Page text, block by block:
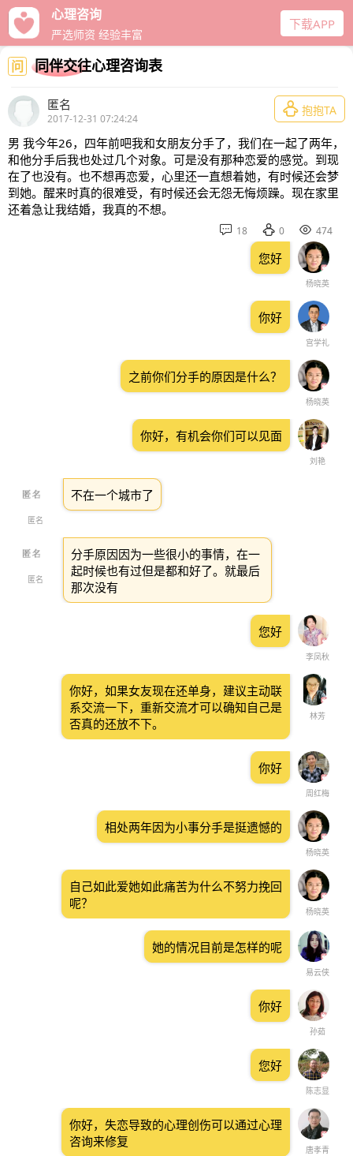
心理咨询
严选师资 经验丰富
下载APP
问 同伴交往心理咨询表
匿名
2017-12-31 07:24:24
 抱抱TA
男 我今年26，四年前吧我和女朋友分手了，我们在一起了两年，
和他分手后我也处过几个对象。可是没有那种恋爱的感觉。到现
在了也没有。也不想再恋爱，心里还一直想着她，有时候还会梦
到她。醒来时真的很难受，有时候还会无怨无悔烦躁。现在家里
还着急让我结婚，我真的不想。
 18  0  474
杨晓英
您好
宫学礼
你好
杨晓英
之前你们分手的原因是什么？
刘艳
你好，有机会你们可以见面
匿名
不在一个城市了
匿名
分手原因因为一些很小的事情，在一
起时候也有过但是都和好了。就最后
那次没有
李凤秋
您好
林芳
你好，如果女友现在还单身，建议主动联
系交流一下，重新交流才可以确知自己是
否真的还放不下。
周红梅
你好
杨晓英
相处两年因为小事分手是挺遗憾的
杨晓英
自己如此爱她如此痛苦为什么不努力挽回
呢？
易云侠
她的情况目前是怎样的呢
孙茹
你好
陈志显
您好
唐孝青
你好，失恋导致的心理创伤可以通过心理
咨询来修复